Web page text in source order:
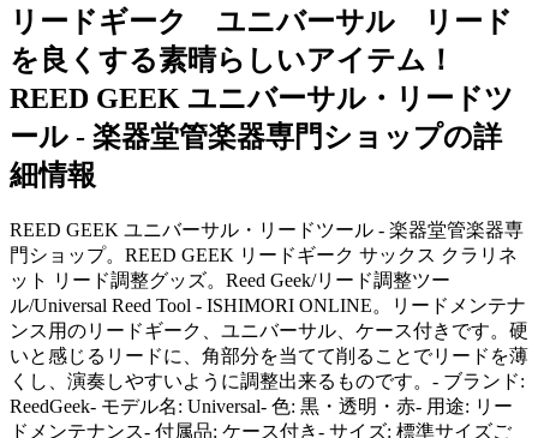
リードギーク ユニバーサル リード
を良くする素晴らしいアイテム！
REED GEEK ユニバーサル・リードツ
ール - 楽器堂管楽器専門ショップの詳
細情報
REED GEEK ユニバーサル・リードツール - 楽器堂管楽器専
門ショップ。REED GEEK リードギーク サックス クラリネ
ット リード調整グッズ。Reed Geek/リード調整ツー
ル/Universal Reed Tool - ISHIMORI ONLINE。リードメンテナ
ンス用のリードギーク、ユニバーサル、ケース付きです。硬
いと感じるリードに、角部分を当てて削ることでリードを薄
くし、演奏しやすいように調整出来るものです。- ブランド:
ReedGeek- モデル名: Universal- 色: 黒・透明・赤- 用途: リー
ドメンテナンス- 付属品: ケース付き- サイズ: 標準サイズご